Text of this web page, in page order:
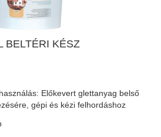
BELTÉRI KÉSZ
Előkevert glettanyag belső
gépi és kézi felhordáshoz